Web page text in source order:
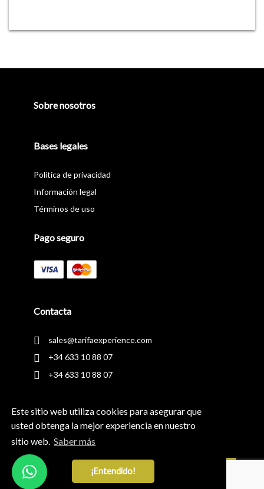
Este sitio web utiliza cookies para asegurar que
usted obtenga la mejor experiencia en nuestro
sitio web. Saber más
¡Entendido!
principal
Sobre nosotros
Bases legales
Política de privacidad
Información legal
Términos de uso
Pago seguro
Contacta
sales@tarifaexperience.com
+34 633 10 88 07
+34 633 10 88 07
Síguenos en
Newsletter